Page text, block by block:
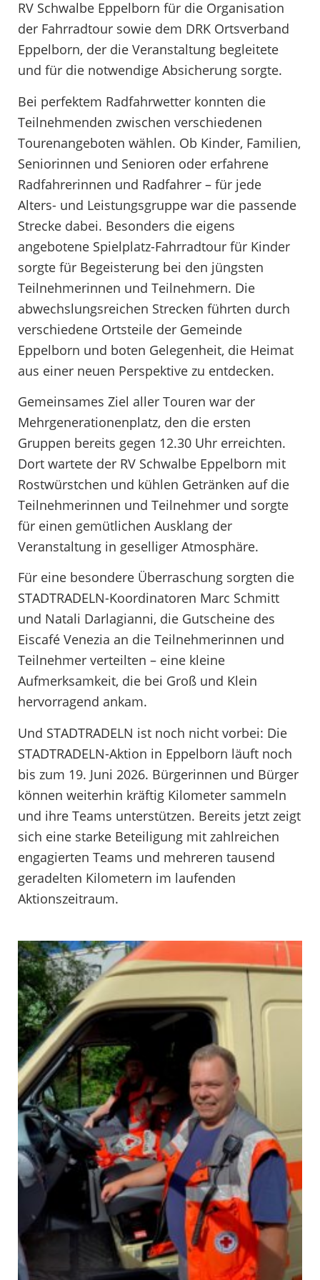
RV Schwalbe Eppelborn für die Organisation
der Fahrradtour sowie dem DRK Ortsverband
Eppelborn, der die Veranstaltung begleitete
und für die notwendige Absicherung sorgte.
Bei perfektem Radfahrwetter konnten die
Teilnehmenden zwischen verschiedenen
Tourenangeboten wählen. Ob Kinder, Familien,
Seniorinnen und Senioren oder erfahrene
Radfahrerinnen und Radfahrer – für jede
Alters- und Leistungsgruppe war die passende
Strecke dabei. Besonders die eigens
angebotene Spielplatz-Fahrradtour für Kinder
sorgte für Begeisterung bei den jüngsten
Teilnehmerinnen und Teilnehmern. Die
abwechslungsreichen Strecken führten durch
verschiedene Ortsteile der Gemeinde
Eppelborn und boten Gelegenheit, die Heimat
aus einer neuen Perspektive zu entdecken.
Gemeinsames Ziel aller Touren war der
Mehrgenerationenplatz, den die ersten
Gruppen bereits gegen 12.30 Uhr erreichten.
Dort wartete der RV Schwalbe Eppelborn mit
Rostwürstchen und kühlen Getränken auf die
Teilnehmerinnen und Teilnehmer und sorgte
für einen gemütlichen Ausklang der
Veranstaltung in geselliger Atmosphäre.
Für eine besondere Überraschung sorgten die
STADTRADELN-Koordinatoren Marc Schmitt
und Natali Darlagianni, die Gutscheine des
Eiscafé Venezia an die Teilnehmerinnen und
Teilnehmer verteilten – eine kleine
Aufmerksamkeit, die bei Groß und Klein
hervorragend ankam.
Und STADTRADELN ist noch nicht vorbei: Die
STADTRADELN-Aktion in Eppelborn läuft noch
bis zum 19. Juni 2026. Bürgerinnen und Bürger
können weiterhin kräftig Kilometer sammeln
und ihre Teams unterstützen. Bereits jetzt zeigt
sich eine starke Beteiligung mit zahlreichen
engagierten Teams und mehreren tausend
geradelten Kilometern im laufenden
Aktionszeitraum.